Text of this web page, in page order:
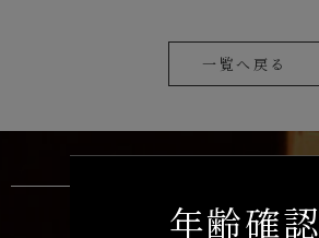
一覧へ戻る
年齢確認